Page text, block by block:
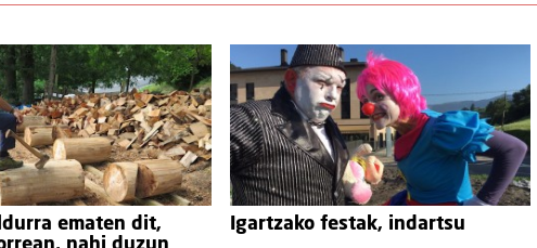
ematen dit,
Igartzako festak, indartsu